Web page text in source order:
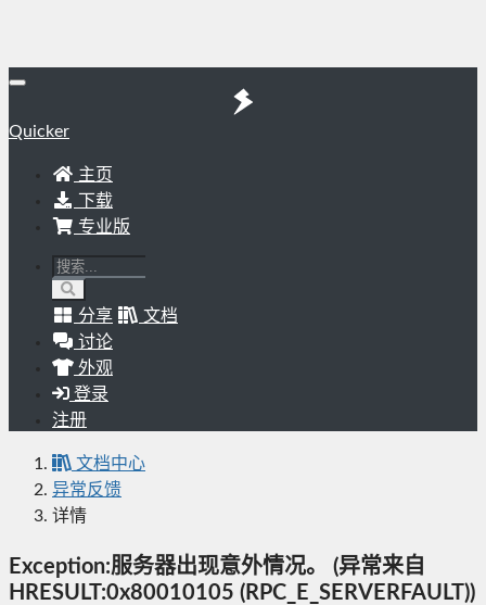
Quicker
主页
下载
专业版
分享
文档
讨论
外观
登录
注册
文档中心
异常反馈
详情
Exception:服务器出现意外情况。 (异常来自
HRESULT:0x80010105 (RPC_E_SERVERFAULT))